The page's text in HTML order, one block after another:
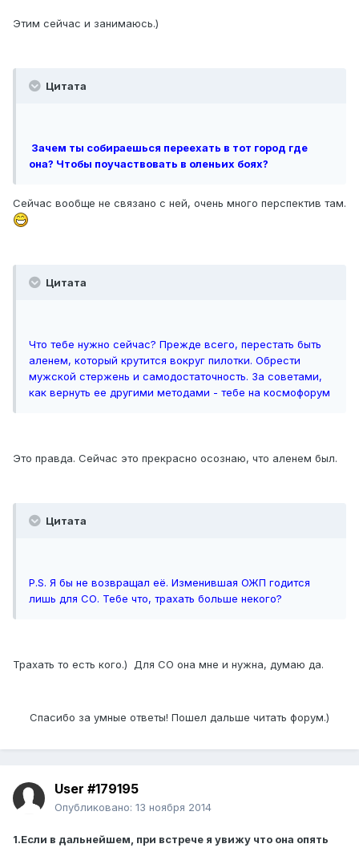
Этим сейчас и занимаюсь.)
Цитата
Зачем ты собираешься переехать в тот город где
она? Чтобы поучаствовать в оленьих боях?
Сейчас вообще не связано с ней, очень много перспектив там.
Цитата
Что тебе нужно сейчас? Прежде всего, перестать быть
аленем, который крутится вокруг пилотки. Обрести
мужской стержень и самодостаточность. За советами,
как вернуть ее другими методами - тебе на космофорум
Это правда. Сейчас это прекрасно осознаю, что аленем был.
Цитата
Р.S. Я бы не возвращал её. Изменившая ОЖП годится
лишь для СО. Тебе что, трахать больше некого?
Трахать то есть кого.) Для СО она мне и нужна, думаю да.
Спасибо за умные ответы! Пошел дальше читать форум.)
User #179195
Опубликовано: 13 ноября 2014
1.Если в дальнейшем, при встрече я увижу что она опять